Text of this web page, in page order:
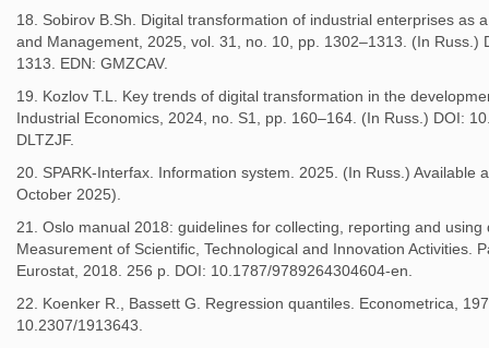
18. Sobirov B.Sh. Digital transformation of industrial enterprises as
and Management, 2025, vol. 31, no. 10, pp. 1302–1313. (In
1313. EDN: GMZCAV.
19. Kozlov T.L. Key trends of digital transformation in the
Industrial Economics, 2024, no. S1, pp. 160–164. (In Russ.) DOI:
DLTZJF.
20. SPARK-Interfax. Information system. 2025. (In Russ.) Available
October 2025).
21. Oslo manual 2018: guidelines for collecting, reporting and
Measurement of Scientific, Technological and Innovation Activities.
Eurostat, 2018. 256 p. DOI: 10.1787/9789264304604-en.
22. Koenker R., Bassett G. Regression quantiles. Econometrica,
10.2307/1913643.